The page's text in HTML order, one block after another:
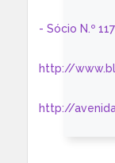
- Sócio N.º
http://
http://